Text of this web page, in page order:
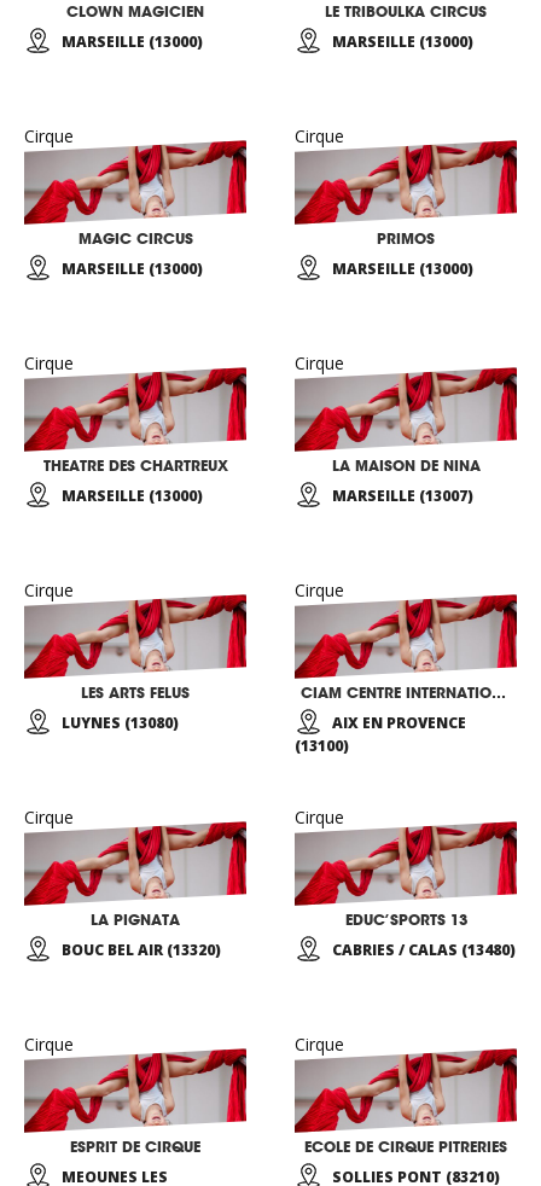
CLOWN MAGICIEN
MARSEILLE (13000)
LE TRIBOULKA CIRCUS
MARSEILLE (13000)
Cirque
MAGIC CIRCUS
MARSEILLE (13000)
Cirque
PRIMOS
MARSEILLE (13000)
Cirque
THEATRE DES CHARTREUX
MARSEILLE (13000)
Cirque
LA MAISON DE NINA
MARSEILLE (13007)
Cirque
LES ARTS FELUS
LUYNES (13080)
Cirque
CIAM CENTRE INTERNATIONAL DES ARTS EN MOUVEMENT
AIX EN PROVENCE
(13100)
Cirque
LA PIGNATA
BOUC BEL AIR (13320)
Cirque
EDUC’SPORTS 13
CABRIES / CALAS (13480)
Cirque
ESPRIT DE CIRQUE
MEOUNES LES
Cirque
ECOLE DE CIRQUE PITRERIES
SOLLIES PONT (83210)